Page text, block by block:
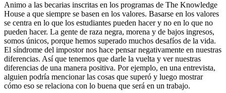
Animo a las becarias inscritas en los programas de The Knowledge
House a que siempre se basen en los valores. Basarse en los valores
se centra en lo que los estudiantes pueden hacer y no en lo que no
pueden hacer. La gente de raza negra, morena y de bajos ingresos,
somos únicos, porque hemos superado muchos desafíos de la vida.
El síndrome del impostor nos hace pensar negativamente en nuestras
diferencias. Así que tenemos que darle la vuelta y ver nuestras
diferencias de una manera positiva. Por ejemplo, en una entrevista,
alguien podría mencionar las cosas que superó y luego mostrar
cómo eso se relaciona con lo buena que será en un trabajo.